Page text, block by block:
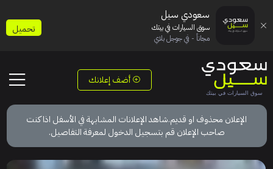
أضف إعلانك
الإعلان محذوف او قديم.شاهد الإعلانات المشابهة في الأسفل اذا كنت
صاحب الإعلان قم بتسجيل الدخول لمعرفة التفاصيل.
سعودي سيل
سوق السيارات في بيتك
مجاناً - في جوجل بلاي
تحميل